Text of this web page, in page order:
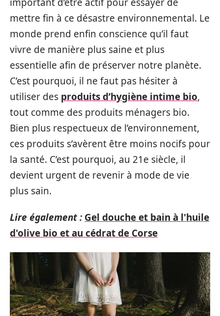
mettre fin à ce désastre environnemental. Le
monde prend enfin conscience qu’il faut
vivre de manière plus saine et plus
essentielle afin de préserver notre planète.
C’est pourquoi, il ne faut pas hésiter à
utiliser des produits d’hygiène intime bio,
tout comme des produits ménagers bio.
Bien plus respectueux de l’environnement,
ces produits s’avèrent être moins nocifs pour
la santé. C’est pourquoi, au 21e siècle, il
devient urgent de revenir à mode de vie
plus sain.
Lire également : Gel douche et bain à l'huile
d'olive bio et au cédrat de Corse